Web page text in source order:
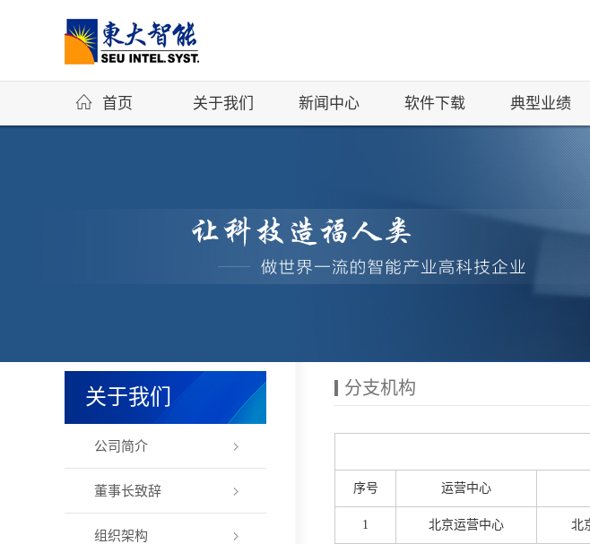
首页 关于我们 新闻中心 软件下载 典型业绩
关于我们
公司简介
董事长致辞
组织架构
分支机构
序号 运营中心
1 北京运营中心 北